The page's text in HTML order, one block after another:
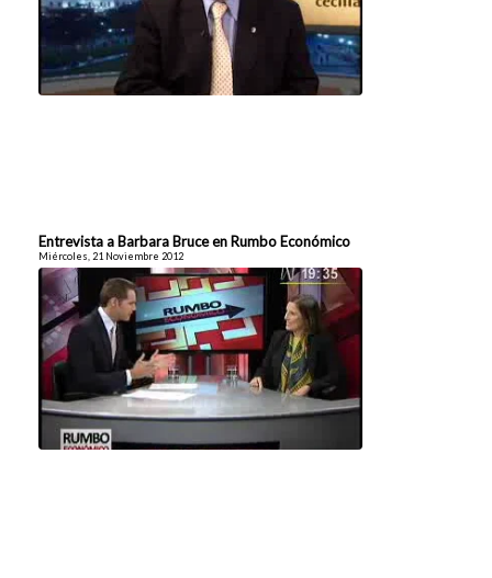
Entrevista a Barbara Bruce en Rumbo Económico
Miércoles, 21 Noviembre 2012